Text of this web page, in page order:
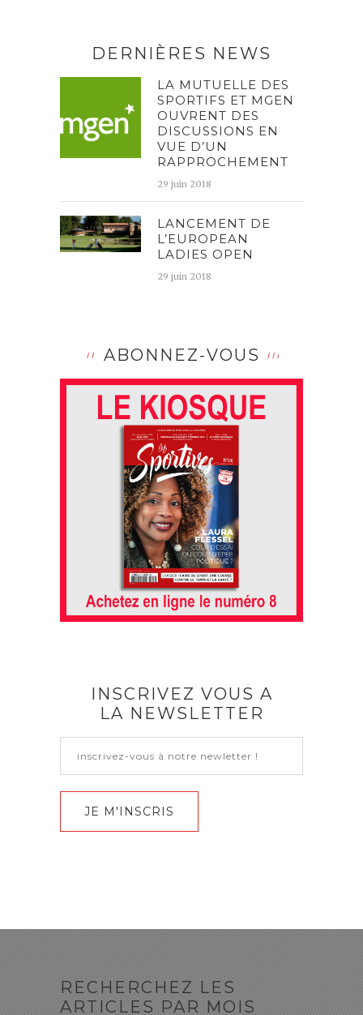
DERNIÈRES NEWS
LA MUTUELLE DES
SPORTIFS ET MGEN
OUVRENT DES
DISCUSSIONS EN
VUE D’UN
RAPPROCHEMENT
29 juin 2018
LANCEMENT DE
L’EUROPEAN
LADIES OPEN
29 juin 2018
ABONNEZ-VOUS
INSCRIVEZ VOUS A
LA NEWSLETTER
RECHERCHEZ LES
ARTICLES PAR MOIS